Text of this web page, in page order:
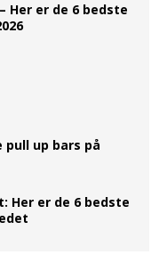
Her er de 6 bedste
pull up bars på
Her er de 6 bedste